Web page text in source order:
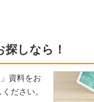
探しなら！
資料をお
ださい。